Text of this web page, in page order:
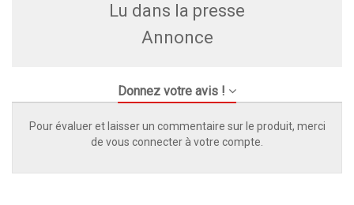
Lu dans la presse
Annonce
Donnez votre avis !
Pour évaluer et laisser un commentaire sur le produit, merci
de vous connecter à votre compte.